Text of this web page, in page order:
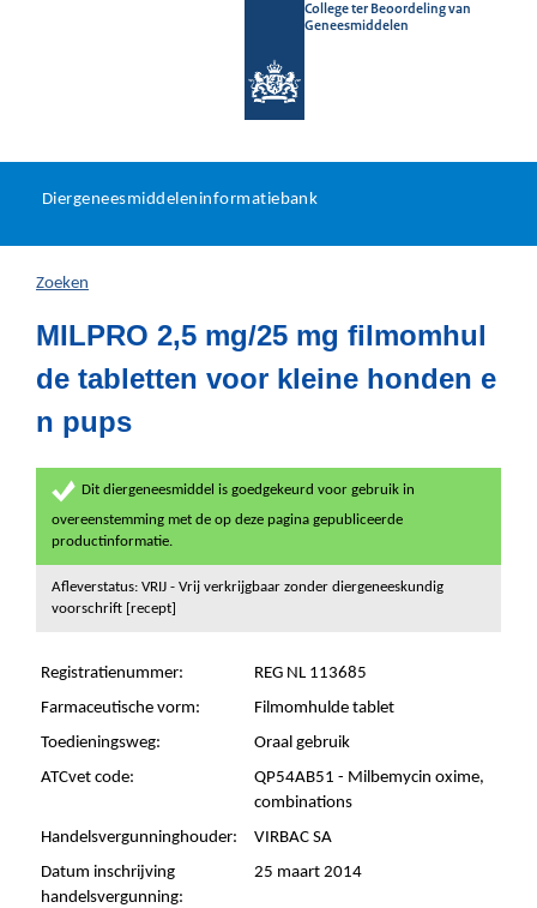
College ter Beoordeling van
Geneesmiddelen
U
hier:
Diergeneesmiddeleninformatiebank
Zoeken
MILPRO 2,5 mg/25 mg filmomhul
de tabletten voor kleine honden e
n pups
Dit diergeneesmiddel is goedgekeurd voor gebruik in
overeenstemming met de op deze pagina gepubliceerde
productinformatie.
Afleverstatus: VRIJ - Vrij verkrijgbaar zonder diergeneeskundig
voorschrift [recept]
Registratienummer:
REG NL 113685
Farmaceutische vorm:
Filmomhulde tablet
Toedieningsweg:
Oraal gebruik
ATCvet code:
QP54AB51 - Milbemycin oxime,
combinations
Handelsvergunninghouder:
VIRBAC SA
Datum inschrijving
handelsvergunning:
25 maart 2014